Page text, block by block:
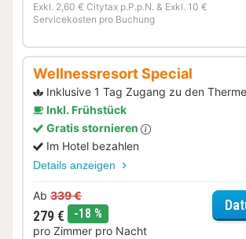
Exkl. 2,60 € Citytax p.P.p.N. & Exkl. 10 €
Servicekosten pro Buchung
Wellnessresort Special
Inklusive 1 Tag Zugang zu den
Inkl. Frühstück
Gratis stornieren
Im Hotel bezahlen
Details anzeigen
Ab 339 €
279 € -18 %
pro Zimmer pro Nacht